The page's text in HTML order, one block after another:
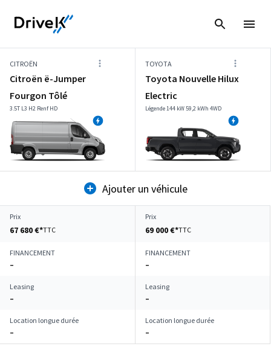
CITROËN
Citroën ë-Jumper
Fourgon Tôlé
3.5T L3 H2 Renf HD
TOYOTA
Toyota Nouvelle Hilux
Electric
Légende 144 kW 59,2 kWh 4WD
Ajouter un véhicule
Prix
67 680 €*TTC
Prix
69 000 €*TTC
FINANCEMENT
–
FINANCEMENT
–
Leasing
–
Leasing
–
Location longue durée
–
Location longue durée
–